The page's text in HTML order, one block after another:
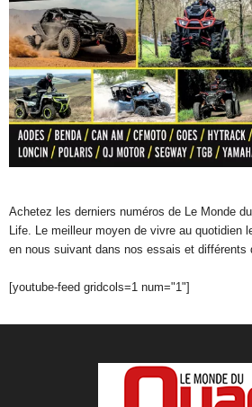
Achetez les derniers numéros de Le Monde
Life. Le meilleur moyen de vivre au quotidien
en nous suivant dans nos essais et différents
[youtube-feed gridcols=1 num="1"]